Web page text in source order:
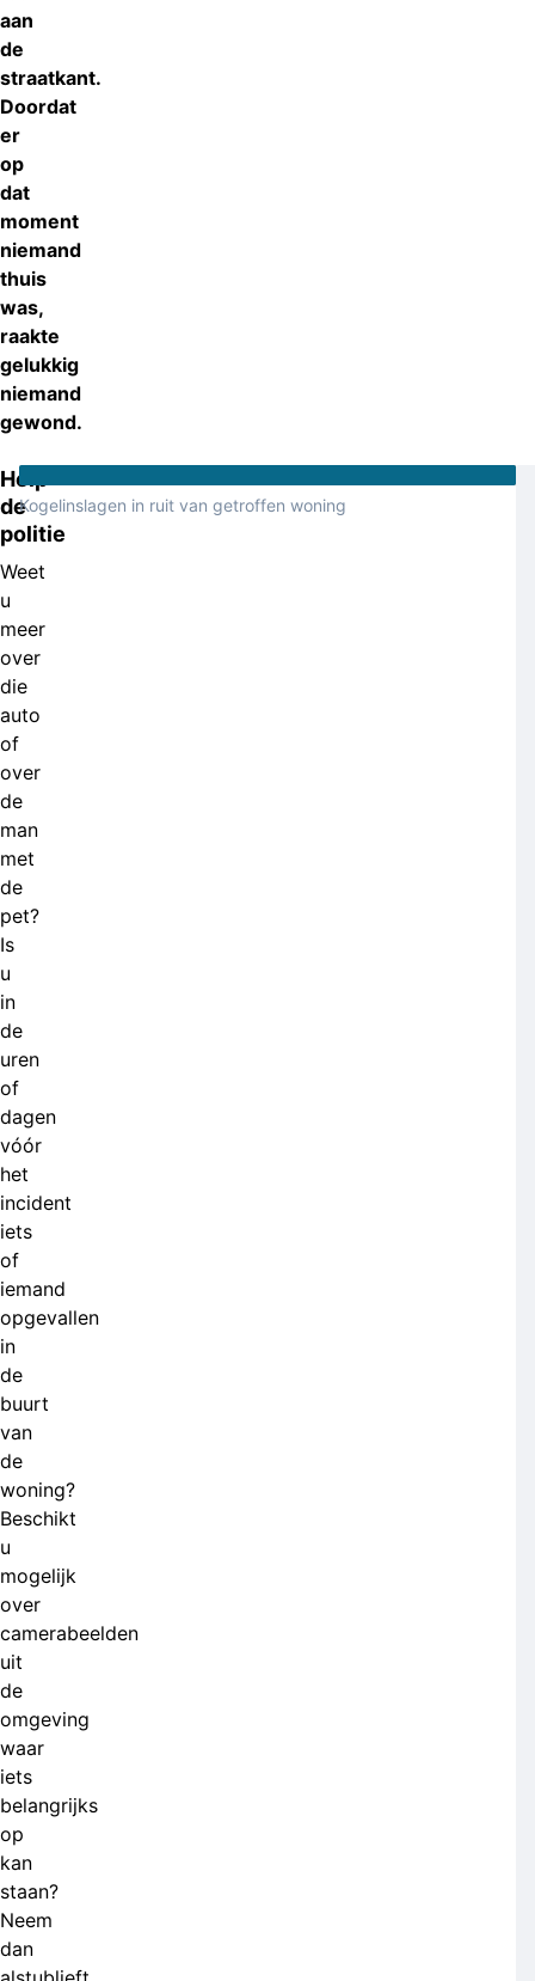
aan
de
straatkant.
Doordat
er
op
dat
moment
niemand
thuis
was,
raakte
gelukkig
niemand
gewond.
Help
de
politie
Weet
u
meer
over
die
auto
of
over
de
man
met
de
pet?
Is
u
in
de
uren
of
dagen
vóór
het
incident
iets
of
iemand
opgevallen
in
de
buurt
van
de
woning?
Beschikt
u
mogelijk
over
camerabeelden
uit
de
omgeving
waar
iets
belangrijks
op
kan
staan?
Neem
dan
Kogelinslagen in ruit van getroffen woning